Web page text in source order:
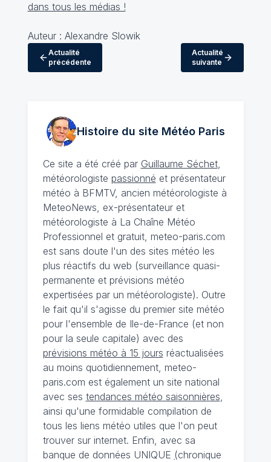
dans tous les médias !
Auteur : Alexandre Slowik
Actualité
précédente
Actualité
suivante
Histoire du site MétéoParis
Ce site a été créé par Guillaume Séchet,
météorologiste passionné et présentateur
météo à BFMTV, ancien météorologiste à
MeteoNews, ex-présentateur et
météorologiste à La Chaîne Météo
Professionnel et gratuit, meteo-paris.com
est sans doute l'un des sites météo les
plus réactifs du web (surveillance quasi-
permanente et prévisions météo
expertisées par un météorologiste). Outre
le fait qu'il s'agisse du premier site météo
pour l'ensemble de Ile-de-France (et non
pour la seule capitale) avec des
prévisions météo à 15 jours réactualisées
au moins quotidiennement, meteo-
paris.com est également un site national
avec ses tendances météo saisonnières,
ainsi qu'une formidable compilation de
tous les liens météo utiles que l'on peut
trouver sur internet. Enfin, avec sa
banque de données UNIQUE (chronique